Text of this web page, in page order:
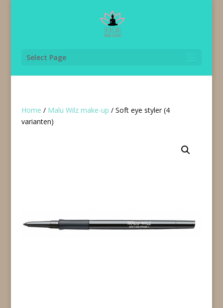
Select Page
Home / Malu Wilz make-up / Soft eye styler (4
varianten)